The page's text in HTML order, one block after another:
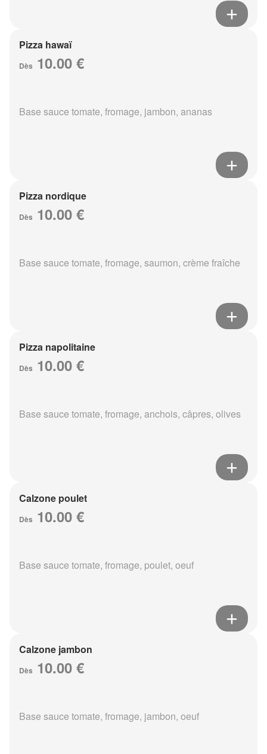
Pizza hawaï
Dès 10.00 €
Base sauce tomate, fromage, jambon, ananas
Pizza nordique
Dès 10.00 €
Base sauce tomate, fromage, saumon, crème fraîche
Pizza napolitaine
Dès 10.00 €
Base sauce tomate, fromage, anchois, câpres, olives
Calzone poulet
Dès 10.00 €
Base sauce tomate, fromage, poulet, oeuf
Calzone jambon
Dès 10.00 €
Base sauce tomate, fromage, jambon, oeuf